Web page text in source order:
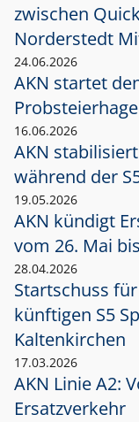
zwischen
Norderstedt
24.06.2026
AKN startet
16.06.2026
AKN
während der
19.05.2026
AKN kündigt
vom 26. Mai
28.04.2026
Startschuss
künftigen S5
Kaltenkirchen
17.03.2026
AKN Linie A2:
Ersatzverkehr